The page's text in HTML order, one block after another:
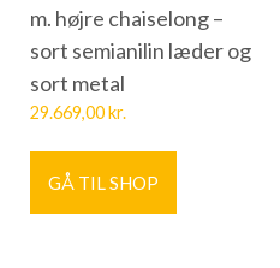
m. højre chaiselong –
sort semianilin læder og
sort metal
29.669,00kr.
GÅ TIL SHOP